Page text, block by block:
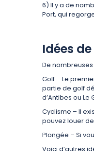
6) Il y a de
Port, qui
Idées
De
Golf – Le
partie de golf
d’Antibes ou
Cyclisme – Il
pouvez louer
Plongée – Si
Voici d’autres